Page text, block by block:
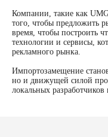
Компании, такие как
того, чтобы предложить
время, чтобы построить
технологии и сервисы,
рекламного рынка.
Импортозамещение
но и движущей силой
локальных